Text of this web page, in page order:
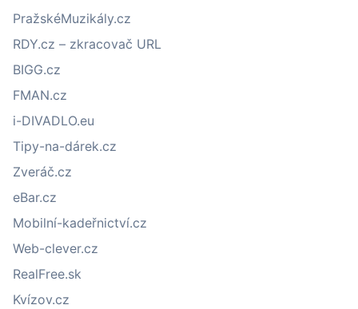
PražskéMuzikály.cz
RDY.cz – zkracovač URL
BIGG.cz
FMAN.cz
i-DIVADLO.eu
Tipy-na-dárek.cz
Zveráč.cz
eBar.cz
Mobilní-kadeřnictví.cz
Web-clever.cz
RealFree.sk
Kvízov.cz